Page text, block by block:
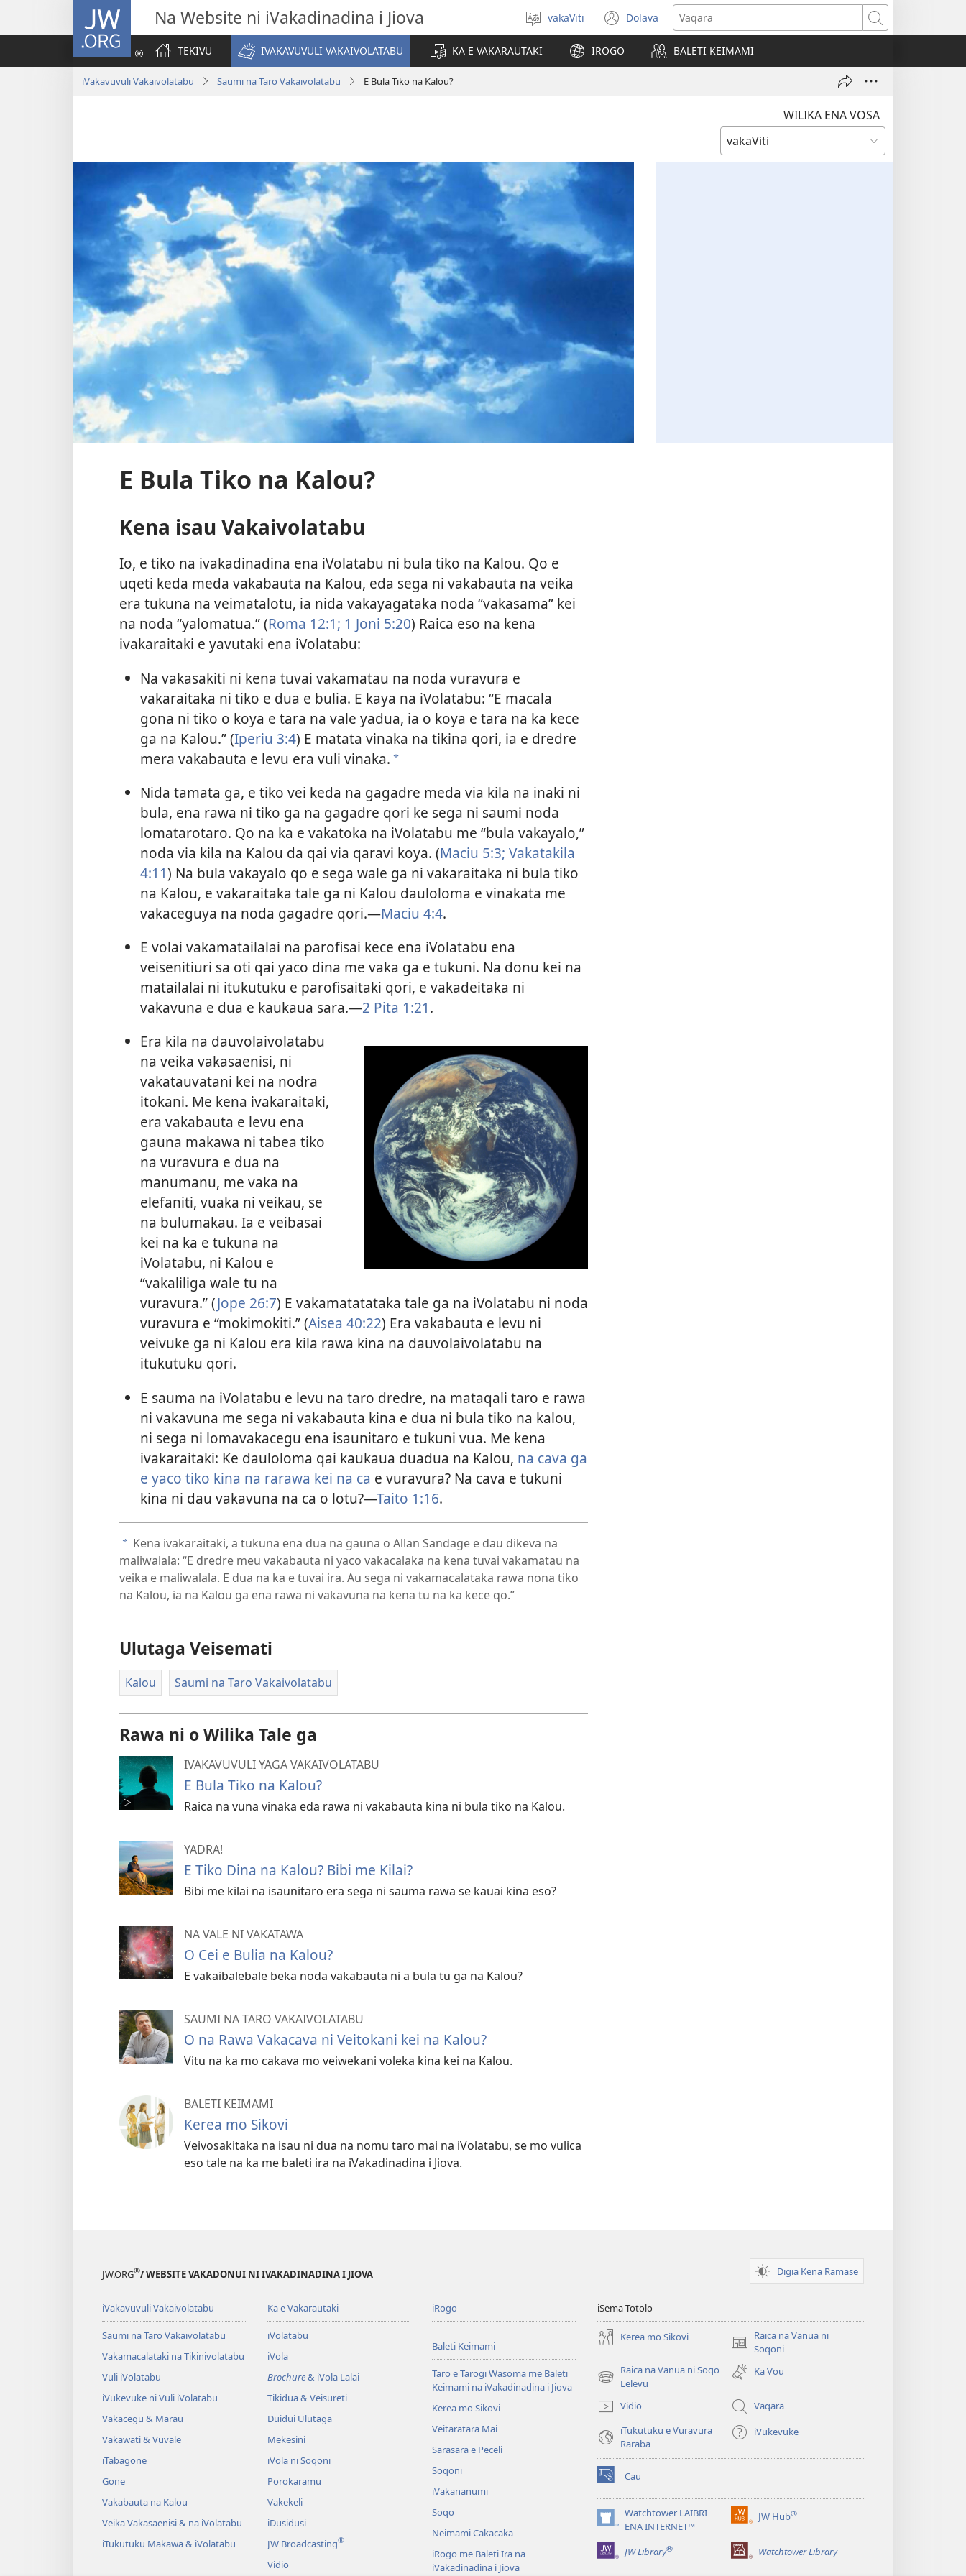
JW.ORG Na Website ni iVakadinadina i Jiova
Digia
na
Vosa
vakaViti Dolava
(opens
new
window)
Vaqara
TEKIVU
IVAKAVUVULI VAKAIVOLATABU KA E VAKARAUTAKI IROGO BALETI KEIMAMI
iVakavuvuli Vakaivolatabu Saumi na Taro Vakaivolatabu E Bula Tiko na Kalou?
WILIKA ENA VOSA
E Bula Tiko na Kalou?
Kena isau Vakaivolatabu
Io, e tiko na ivakadinadina ena iVolatabu ni bula tiko na Kalou. Qo e
uqeti keda meda vakabauta na Kalou, eda sega ni vakabauta na veika
era tukuna na veimatalotu, ia nida vakayagataka noda “vakasama” kei
na noda “yalomatua.” (Roma 12:1; 1 Joni 5:20) Raica eso na kena
ivakaraitaki e yavutaki ena iVolatabu:
Na vakasakiti ni kena tuvai vakamatau na noda vuravura e
vakaraitaka ni tiko e dua e bulia. E kaya na iVolatabu: “E macala
gona ni tiko o koya e tara na vale yadua, ia o koya e tara na ka kece
ga na Kalou.” (Iperiu 3:4) E matata vinaka na tikina qori, ia e dredre
mera vakabauta e levu era vuli vinaka. a
Nida tamata ga, e tiko vei keda na gagadre meda via kila na inaki ni
bula, ena rawa ni tiko ga na gagadre qori ke sega ni saumi noda
lomatarotaro. Qo na ka e vakatoka na iVolatabu me “bula vakayalo,”
noda via kila na Kalou da qai via qaravi koya. (Maciu 5:3; Vakatakila
4:11) Na bula vakayalo qo e sega wale ga ni vakaraitaka ni bula tiko
na Kalou, e vakaraitaka tale ga ni Kalou dauloloma e vinakata me
vakaceguya na noda gagadre qori.—Maciu 4:4.
E volai vakamatailalai na parofisai kece ena iVolatabu ena
veisenitiuri sa oti qai yaco dina me vaka ga e tukuni. Na donu kei na
matailalai ni itukutuku e parofisaitaki qori, e vakadeitaka ni
vakavuna e dua e kaukaua sara.​—2 Pita 1:​21.
Era kila na dauvolaivolatabu
na veika vakasaenisi, ni
vakatauvatani kei na nodra
itokani. Me kena ivakaraitaki,
era vakabauta e levu ena
gauna makawa ni tabea tiko
na vuravura e dua na
manumanu, me vaka na
elefaniti, vuaka ni veikau, se
na bulumakau. Ia e veibasai
kei na ka e tukuna na
iVolatabu, ni Kalou e
“vakaliliga wale tu na
vuravura.” (Jope 26:7) E vakamatatataka tale ga na iVolatabu ni noda
vuravura e “mokimokiti.” (Aisea 40:22) Era vakabauta e levu ni
veivuke ga ni Kalou era kila rawa kina na dauvolaivolatabu na
itukutuku qori.
E sauma na iVolatabu e levu na taro dredre, na mataqali taro e rawa
ni vakavuna me sega ni vakabauta kina e dua ni bula tiko na kalou,
ni sega ni lomavakacegu ena isaunitaro e tukuni vua. Me kena
ivakaraitaki: Ke dauloloma qai kaukaua duadua na Kalou, na cava ga
e yaco tiko kina na rarawa kei na ca e vuravura? Na cava e tukuni
kina ni dau vakavuna na ca o lotu?—Taito 1:​16.
a Kena ivakaraitaki, a tukuna ena dua na gauna o Allan Sandage e dau dikeva na
maliwalala: “E dredre meu vakabauta ni yaco vakacalaka na kena tuvai vakamatau na
veika e maliwalala. E dua na ka e tuvai ira. Au sega ni vakamacalataka rawa nona tiko
na Kalou, ia na Kalou ga ena rawa ni vakavuna na kena tu na ka kece qo.”
Ulutaga Veisemati
Kalou Saumi na Taro Vakaivolatabu
Rawa ni o Wilika Tale ga
IVAKAVUVULI YAGA VAKAIVOLATABU
E Bula Tiko na Kalou?
Raica na vuna vinaka eda rawa ni vakabauta kina ni bula tiko na Kalou.
YADRA!
E Tiko Dina na Kalou? Bibi me Kilai?
Bibi me kilai na isaunitaro era sega ni sauma rawa se kauai kina eso?
NA VALE NI VAKATAWA
O Cei e Bulia na Kalou?
E vakaibalebale beka noda vakabauta ni a bula tu ga na Kalou?
SAUMI NA TARO VAKAIVOLATABU
O na Rawa Vakacava ni Veitokani kei na Kalou?
Vitu na ka mo cakava mo veiwekani voleka kina kei na Kalou.
BALETI KEIMAMI
Kerea mo Sikovi
Veivosakitaka na isau ni dua na nomu taro mai na iVolatabu, se mo vulica
eso tale na ka me baleti ira na iVakadinadina i Jiova.
JW.ORG®/ WEBSITE VAKADONUI NI IVAKADINADINA I JIOVA Digia Kena Ramase
iVakavuvuli Vakaivolatabu
Saumi na Taro Vakaivolatabu
Vakamacalataki na Tikinivolatabu
Vuli iVolatabu
iVukevuke ni Vuli iVolatabu
Vakacegu & Marau
Vakawati & Vuvale
iTabagone
Gone
Vakabauta na Kalou
Veika Vakasaenisi & na iVolatabu
iTukutuku Makawa & iVolatabu
Ka e Vakarautaki
iVolatabu
iVola
Brochure& iVola Lalai
Tikidua & Veisureti
Duidui Ulutaga
Mekesini
iVola ni Soqoni
Porokaramu
Vakekeli
iDusidusi
JW Broadcasting®
Vidio
iRogo
Baleti Keimami
Taro e Tarogi Wasoma me Baleti
Keimami na iVakadinadina i Jiova
Kerea mo Sikovi
Veitaratara Mai
Sarasara e Peceli
Soqoni
iVakananumi
Soqo
Neimami Cakacaka
iRogo me Baleti Ira na
iVakadinadina i Jiova
iSema Totolo
Kerea mo Sikovi
Raica na Vanua ni
Soqoni
(opens
new
window)
Raica na Vanua ni Soqo
Lelevu
(opens
window)
Ka Vou
Vidio
Vaqara
iTukutuku e Vuravura
Raraba
iVukevuke
Cau
(opens
new
window)Watchtower LAIBRI
ENA INTERNET™
(opens
new
window)
JW Hub®
(opens
window)
JW Library® Watchtower Library